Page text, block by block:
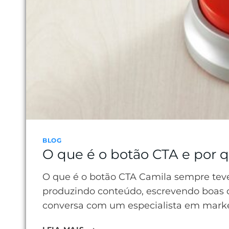
BLOG
O que é o botão CTA e por
O que é o botão CTA Camila sempre
produzindo conteúdo, escrevendo
conversa com um especialista em